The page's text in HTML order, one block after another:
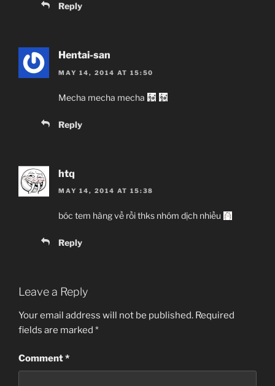
Reply
Hentai-san
MAY 14, 2014 AT 15:50
Mecha mecha mecha
Reply
htq
MAY 14, 2014 AT 15:38
bóc tem hàng về rồi thks nhóm dịch nhiều
Reply
Leave a Reply
Your email address will not be published. Required
fields are marked *
Comment*